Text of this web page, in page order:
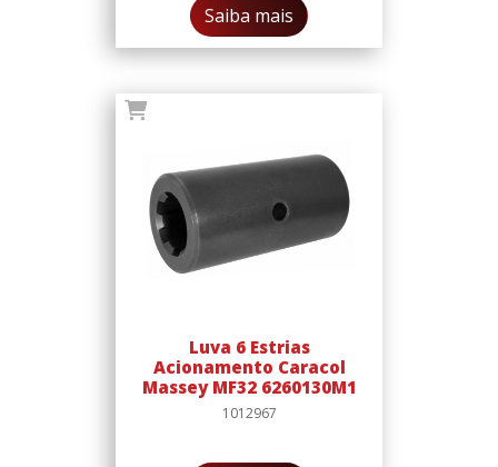
Saiba mais
Luva 6 Estrias
Acionamento Caracol
Massey MF32 6260130M1
1012967